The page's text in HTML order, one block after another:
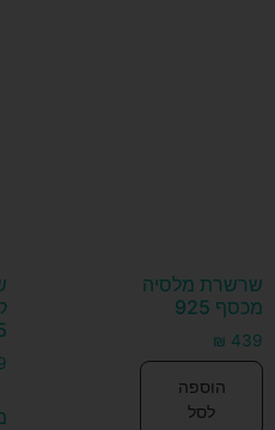
שרשרת מלסיה
מכסף 925
₪ 439
הוספה
לסל